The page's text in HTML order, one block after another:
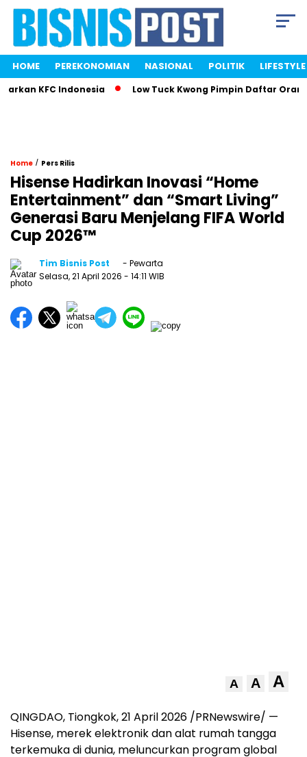
HOME PEREKONOMIAN NASIONAL POLITIK LIFESTYLE
KFC Indonesia Low Tuck Kwong Pimpin Daftar Orang
Home / Pers Rilis
Hisense Hadirkan Inovasi “Home
Entertainment” dan “Smart Living”
Generasi Baru Menjelang FIFA World
Cup 2026™
Tim Bisnis Post
- Pewarta
Selasa, 21 April 2026 - 14:11 WIB
A A A
QINGDAO, Tiongkok, 21 April 2026 /PRNewswire/ —
Hisense, merek elektronik dan alat rumah tangga
terkemuka di dunia, meluncurkan program global